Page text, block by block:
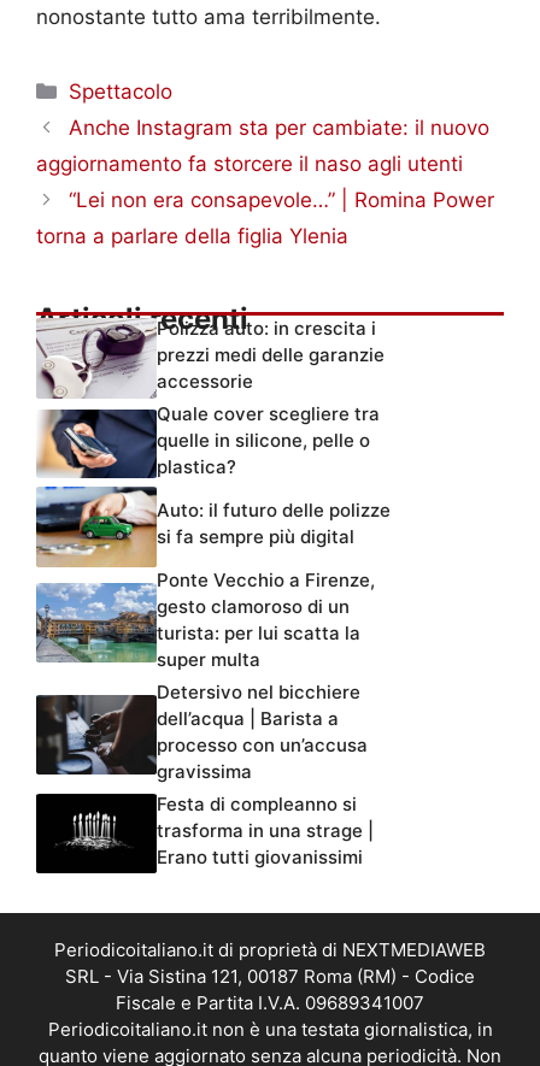
nonostante tutto ama terribilmente.
Categorie
Spettacolo
Anche Instagram sta per cambiate: il nuovo
aggiornamento fa storcere il naso agli utenti
“Lei non era consapevole…” | Romina Power
torna a parlare della figlia Ylenia
Articoli recentiPolizza auto: in crescita i
prezzi medi delle garanzie
accessorie
Quale cover scegliere tra
quelle in silicone, pelle o
plastica?
Auto: il futuro delle polizze
si fa sempre più digital
Ponte Vecchio a Firenze,
gesto clamoroso di un
turista: per lui scatta la
super multa
Detersivo nel bicchiere
dell’acqua | Barista a
processo con un’accusa
gravissima
Festa di compleanno si
trasforma in una strage |
Erano tutti giovanissimi
Periodicoitaliano.it di proprietà di NEXTMEDIAWEB
SRL - Via Sistina 121, 00187 Roma (RM) - Codice
Fiscale e Partita I.V.A. 09689341007
Periodicoitaliano.it non è una testata giornalistica, in
quanto viene aggiornato senza alcuna periodicità. Non